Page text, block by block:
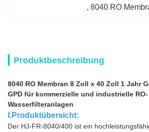
, 8040 RO
Produktbeschreibung
8040 RO Membran 8 Zoll x 40 Zoll 1 Jahr
GPD für kommerzielle und industrielle RO-
Wasserfilteranlagen
I.Produktübersicht:
Der HJ-FR-8040/400 ist ein